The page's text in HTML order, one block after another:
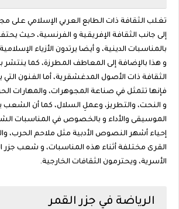
تغلب الثقافة ذات الطابع العربي الإسلامي على
إلى جانب الثقافة الإفريقية و الفرنسية، حيث
بالمناسبات الدينية، و أيضا يرتدون الأزياء
و هذا بالإضافة إلى المعاطف المطرزة، كما ينتشر
الثقافة ذات الأصول المدغشقرية، أما الفنون
فإنها تتمثل في صناعة المجوهرات، والمهارات
و النحت، والتطريز، وعملِ السلال، كما أن
الموسيقى والأداء و بالخصوص في المناسبات
إحياء أشهر النصوص الأدبية مثل ملاحم الحرب،
القرى مختلفة أثناء هذه المناسبات، و شعب جزر
الأسرية، ويحترمون الثقافات الخارجية.
الرياضة في جزر القمر